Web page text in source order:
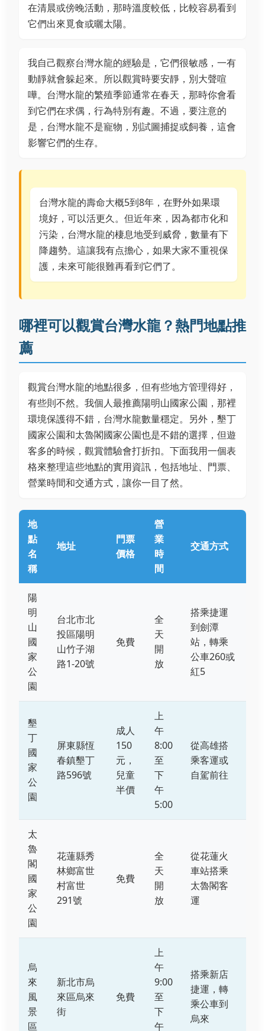
在清晨或傍晚活動，那時溫度較低，比較容易看到
它們出來覓食或曬太陽。
我自己觀察台灣水龍的經驗是，它們很敏感，一有
動靜就會躲起來。所以觀賞時要安靜，別大聲喧
嘩。台灣水龍的繁殖季節通常在春天，那時你會看
到它們在求偶，行為特別有趣。不過，要注意的
是，台灣水龍不是寵物，別試圖捕捉或飼養，這會
影響它們的生存。
台灣水龍的壽命大概5到8年，在野外如果環
境好，可以活更久。但近年來，因為都市化和
污染，台灣水龍的棲息地受到威脅，數量有下
降趨勢。這讓我有点擔心，如果大家不重視保
護，未來可能很難再看到它們了。
哪裡可以觀賞台灣水龍？熱門地點推
薦
觀賞台灣水龍的地點很多，但有些地方管理得好，
有些則不然。我個人最推薦陽明山國家公園，那裡
環境保護得不錯，台灣水龍數量穩定。另外，墾丁
國家公園和太魯閣國家公園也是不錯的選擇，但遊
客多的時候，觀賞體驗會打折扣。下面我用一個表
格來整理這些地點的實用資訊，包括地址、門票、
營業時間和交通方式，讓你一目了然。
地
點
名
稱
地址
門票
價格
營
業
時
間
交通方式
陽
明
山
國
家
公
園
台北市北
投區陽明
山竹子湖
路1-20號
免費
全
天
開
放
搭乘捷運
到劍潭
站，轉乘
公車260或
紅5
墾
丁
國
家
公
園
屏東縣恆
春鎮墾丁
路596號
成人
150
元，
兒童
半價
上
午
8:00
至
下
午
5:00
從高雄搭
乘客運或
自駕前往
太
魯
閣
國
家
公
園
花蓮縣秀
林鄉富世
村富世
291號
免費
全
天
開
放
從花蓮火
車站搭乘
太魯閣客
運
烏
來
風
景
區
新北市烏
來區烏來
街
免費
上
午
9:00
至
下
午
搭乘新店
捷運，轉
乘公車到
烏來